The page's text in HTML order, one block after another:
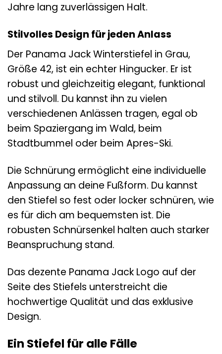
Jahre lang zuverlässigen Halt.
Stilvolles Design für jeden Anlass
Der Panama Jack Winterstiefel in Grau,
Größe 42, ist ein echter Hingucker. Er ist
robust und gleichzeitig elegant, funktional
und stilvoll. Du kannst ihn zu vielen
verschiedenen Anlässen tragen, egal ob
beim Spaziergang im Wald, beim
Stadtbummel oder beim Apres-Ski.
Die Schnürung ermöglicht eine individuelle
Anpassung an deine Fußform. Du kannst
den Stiefel so fest oder locker schnüren, wie
es für dich am bequemsten ist. Die
robusten Schnürsenkel halten auch starker
Beanspruchung stand.
Das dezente Panama Jack Logo auf der
Seite des Stiefels unterstreicht die
hochwertige Qualität und das exklusive
Design.
Ein Stiefel für alle Fälle